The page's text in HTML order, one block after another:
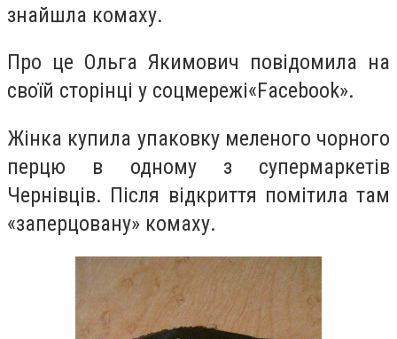
знайшла комаху.
Про це Ольга Якимович повідомила на
своїй сторінці у соцмережі«Facebook».
Жінка купила упаковку меленого чорного
перцю в одному з супермаркетів
Чернівців. Після відкриття помітила там
«заперцовану» комаху.